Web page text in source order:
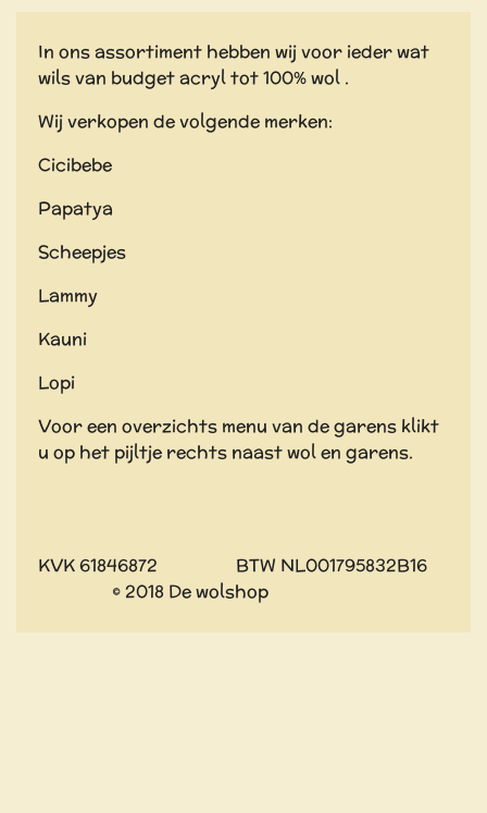
In ons assortiment hebben wij voor ieder wat
wils van budget acryl tot 100% wol .
Wij verkopen de volgende merken:
Cicibebe
Papatya
Scheepjes
Lammy
Kauni
Lopi
Voor een overzichts menu van de garens klikt
u op het pijltje rechts naast wol en garens.
KVK 61846872 BTW NL001795832B16
© 2018 De wolshop